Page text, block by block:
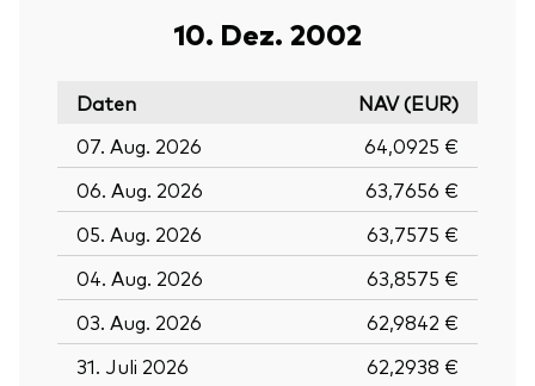
10. Dez. 2002
Daten
NAV (EUR)
07. Aug. 2026
64,0925 €
06. Aug. 2026
63,7656 €
05. Aug. 2026
63,7575 €
04. Aug. 2026
63,8575 €
03. Aug. 2026
62,9842 €
31. Juli 2026
62,2938 €